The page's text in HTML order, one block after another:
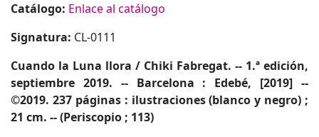
Catálogo: Enlace al catálogo
Signatura: CL-0111
Cuando la Luna llora / Chiki Fabregat. -- 1.ª edición,
septiembre 2019. -- Barcelona : Edebé, [2019] --
©2019. 237 páginas : ilustraciones (blanco y negro) ;
21 cm. -- (Periscopio ; 113)